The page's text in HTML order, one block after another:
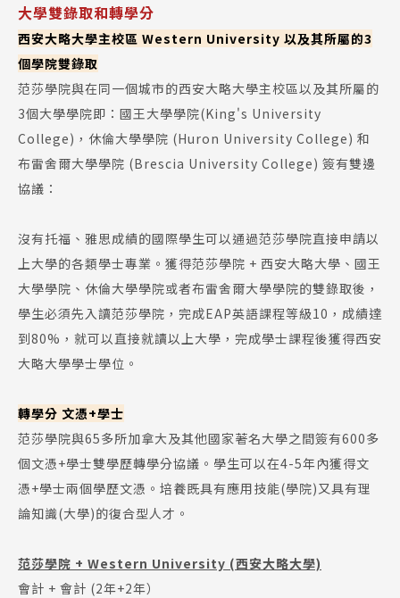
Latest News
Promotion
Program 課程選擇
SEC
大學雙錄取和轉學分
西安大略大學主校區 Western University 以及其所屬的3
個學院雙錄取
范莎學院與在同一個城市的西安大略大學主校區以及其所屬的
3個大學學院即：國王大學學院(King's University
College)，休倫大學學院 (Huron University College) 和
布雷舍爾大學學院 (Brescia University College) 簽有雙邊
協議：
沒有托福、雅思成績的國際學生可以通過范莎學院直接申請以
上大學的各類學士專業。獲得范莎學院 + 西安大略大學、國王
大學學院、休倫大學學院或者布雷舍爾大學學院的雙錄取後，
學生必須先入讀范莎學院，完成EAP英語課程等級10，成績達
到80%，就可以直接就讀以上大學，完成學士課程後獲得西安
大略大學學士學位。
轉學分 文憑+學士
范莎學院與65多所加拿大及其他國家著名大學之間簽有600多
個文憑+學士雙學歷轉學分協議。學生可以在4-5年內獲得文
憑+學士兩個學歷文憑。培養既具有應用技能(學院)又具有理
論知識(大學)的復合型人才。
范莎學院 + Western University (西安大略大學)
會計 + 會計 (2年+2年）